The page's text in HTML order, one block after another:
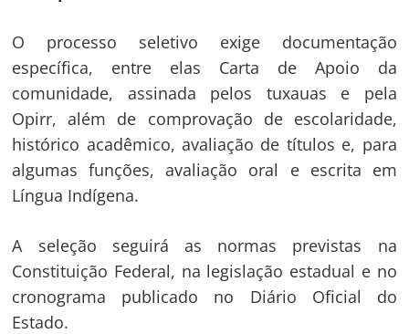
O processo seletivo exige documentação
específica, entre elas Carta de Apoio da
comunidade, assinada pelos tuxauas e pela
Opirr, além de comprovação de escolaridade,
histórico acadêmico, avaliação de títulos e, para
algumas funções, avaliação oral e escrita em
Língua Indígena.
A seleção seguirá as normas previstas na
Constituição Federal, na legislação estadual e no
cronograma publicado no Diário Oficial do
Estado.